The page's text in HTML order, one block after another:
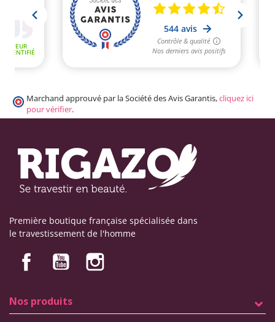
Marchand approuvé par la Société des Avis Garantis,cliquez ici
pour vérifier.
Première boutique française spécialisée dans
le travestissement de l'homme
Nos produits